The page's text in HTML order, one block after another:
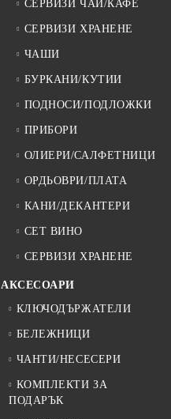
СЕРВИЗИ ЧАЙ/КАФЕ
СЕРВИЗИ ХРАНЕНЕ
ЧАШИ
БУРКАНИ/КУТИИ
ПОДНОСИ/ПОДЛОЖКИ
ПРИБОРИ
ОЛИЕРИ/САЛФЕТНИЦИ
ОРДЬОВРИ/ПЛАТА
КАНИ/ДЕКАНТЕРИ
СЕТ ВИНО
СЕРВИЗИ ХРАНЕНЕ
АКСЕСОАРИ
КЛЮЧОДЪРЖАТЕЛИ
БЕЛЕЖНИЦИ
ЧАНТИ/НЕСЕСЕРИ
КОМПЛЕКТИ ЗА
ПОДАРЪК